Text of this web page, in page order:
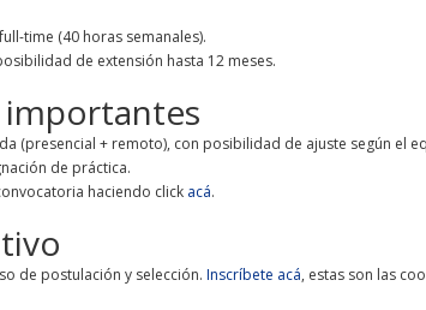
time (40 horas semanales).
de extensión hasta 12 meses.
importantes
(presencial + remoto), con posibilidad de ajuste según el
de práctica.
haciendo click acá.
de postulación y selección. Inscríbete acá, estas son las